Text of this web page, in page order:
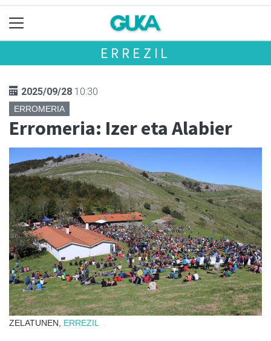
ERREZIL
2025/09/28 10:30
ERROMERIA
Erromeria: Izer eta Alabier
ZELATUNEN, ERREZIL